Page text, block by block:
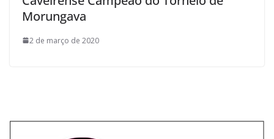
Morungava
2 de março de 2020